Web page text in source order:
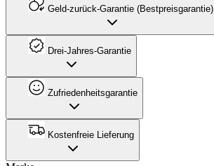
Geld-zurück-Garantie (Bestpreisgarantie)
Drei-Jahres-Garantie
Zufriedenheitsgarantie
Kostenfreie Lieferung